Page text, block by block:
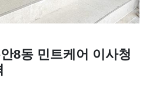
8동 민트케어 이사청